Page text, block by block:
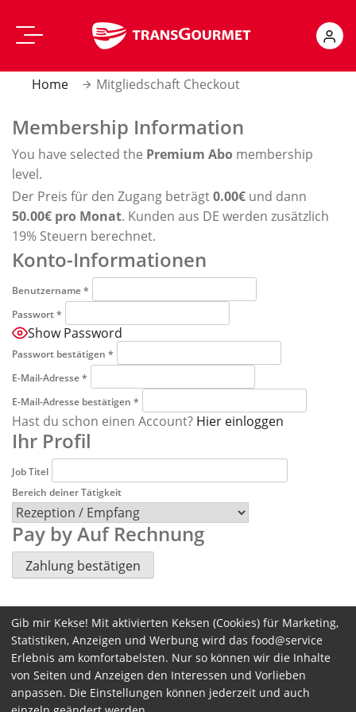
content
Suchen
Home Mitgliedschaft Checkout
Membership Information
You have selected the Premium Abo membership
level.
Der Preis für den Zugang beträgt0.00€ und dann
50.00€ pro Monat. Kunden aus DE werden zusätzlich
19% Steuern berechnet.
Konto-Informationen
Benutzername *
Passwort *
Show Password
Passwort bestätigen *
E-Mail-Adresse *
E-Mail-Adresse bestätigen *
Hast du schon einen Account? Hier einloggen
Ihr Profil
Job Titel
Bereich deiner Tätigkeit
Pay by Auf Rechnung
Gib mir Kekse! Mit aktivierten Keksen (Cookies) für Marketing,
Statistiken, Anzeigen und Werbung wird das food@service
Erlebnis am komfortabelsten. Nur so können wir die Inhalte
von Seiten und Anzeigen den Interessen und Vorlieben
anpassen. Die Einstellungen können jederzeit und auch